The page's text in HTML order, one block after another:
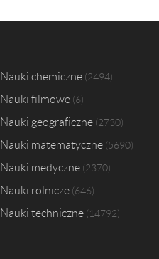
Nauki chemiczne 2494
Nauki filmowe 6
Nauki geograficzne 2730
Nauki matematyczne 5690
Nauki medyczne 2370
Nauki rolnicze 646
Nauki techniczne 14792